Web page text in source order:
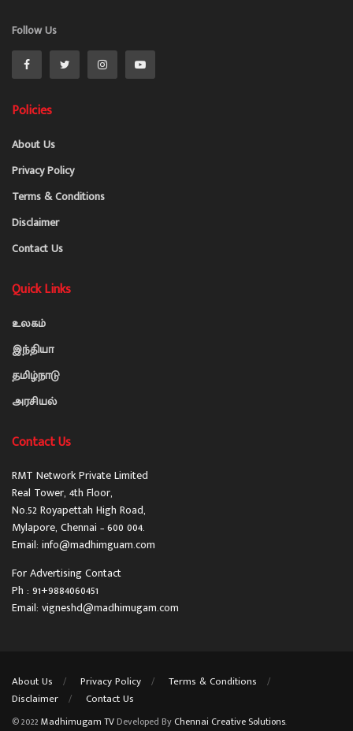
Follow Us
Policies
About Us
Privacy Policy
Terms & Conditions
Disclaimer
Contact Us
Quick Links
உலகம்
இந்தியா
தமிழ்நாடு
அரசியல்
Contact Us
RMT Network Private Limited
Real Tower, 4th Floor,
No.52 Royapettah High Road,
Mylapore, Chennai – 600 004.
Email: info@madhimguam.com
For Advertising Contact
Ph : 91+9884060451
Email: vigneshd@madhimugam.com
About Us Privacy Policy
Terms & Conditions
Disclaimer
Contact Us
© 2022 Madhimugam TV Developed By Chennai Creative Solutions.